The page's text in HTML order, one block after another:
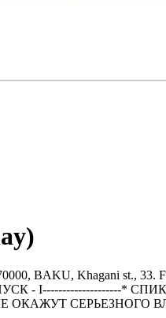
BAKU, Khagani st., 33.
ВЫПУСК -
ОКАЖУТ